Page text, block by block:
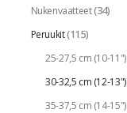
Nukenvaatteet(34)
Peruukit(115)
25-27,5 cm (10-11")
30-32,5 cm (12-13")
35-37,5 cm (14-15")